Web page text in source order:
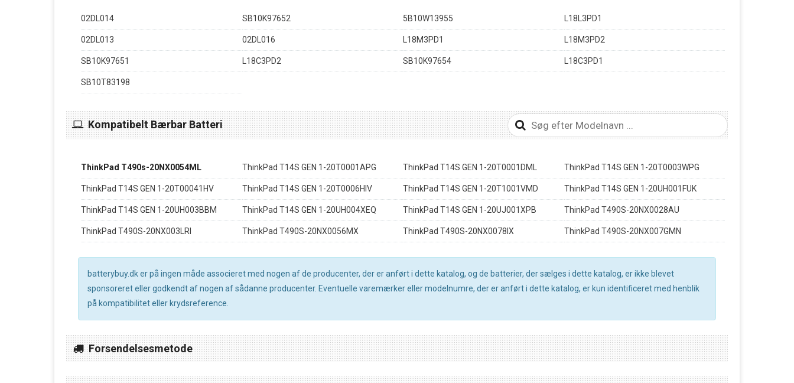
02DL014 SB10K97652 5B10W13955 L18L3PD1
02DL013 02DL016 L18M3PD1 L18M3PD2
SB10K97651 L18C3PD2 SB10K97654 L18C3PD1
SB10T83198
Kompatibelt Bærbar Batteri
ThinkPad T490s-20NX0054ML ThinkPad T14S GEN 1-20T0001APG ThinkPad T14S GEN 1-20T0001DML ThinkPad T14S GEN 1-20T0003WPG
ThinkPad T14S GEN 1-20T00041HV ThinkPad T14S GEN 1-20T0006HIV ThinkPad T14S GEN 1-20T1001VMD ThinkPad T14S GEN 1-20UH001FUK
ThinkPad T14S GEN 1-20UH003BBM ThinkPad T14S GEN 1-20UH004XEQ ThinkPad T14S GEN 1-20UJ001XPB ThinkPad T490S-20NX0028AU
ThinkPad T490S-20NX003LRI ThinkPad T490S-20NX0056MX ThinkPad T490S-20NX0078IX ThinkPad T490S-20NX007GMN
batterybuy.dk er på ingen måde associeret med nogen af de producenter, der er anført i dette katalog, og de batterier, der sælges i dette katalog, er ikke blevet
sponsoreret eller godkendt af nogen af sådanne producenter. Eventuelle varemærker eller modelnumre, der er anført i dette katalog, er kun identificeret med henblik
på kompatibilitet eller krydsreference.
Forsendelsesmetode